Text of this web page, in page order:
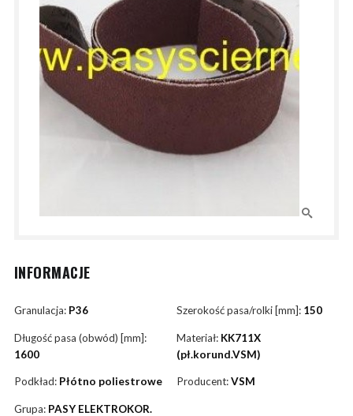
INFORMACJE
Granulacja: P36 Szerokość pasa/rolki [mm]: 150
Długość pasa (obwód) [mm]:
1600
Materiał: KK711X
(pł.korund.VSM)
Podkład: Płótno poliestrowe Producent:VSM
Grupa: PASY ELEKTROKOR.